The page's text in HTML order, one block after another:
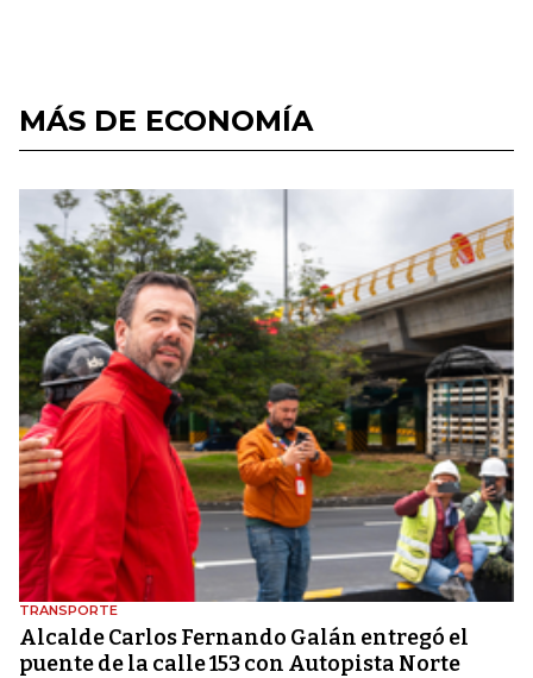
MÁS DE ECONOMÍA
TRANSPORTE
Alcalde Carlos Fernando Galán entregó el
puente de la calle 153 con Autopista Norte